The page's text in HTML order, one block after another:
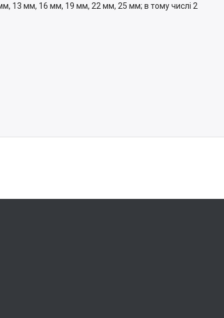
13 мм, 16 мм, 19 мм, 22 мм, 25 мм; в тому числі 2